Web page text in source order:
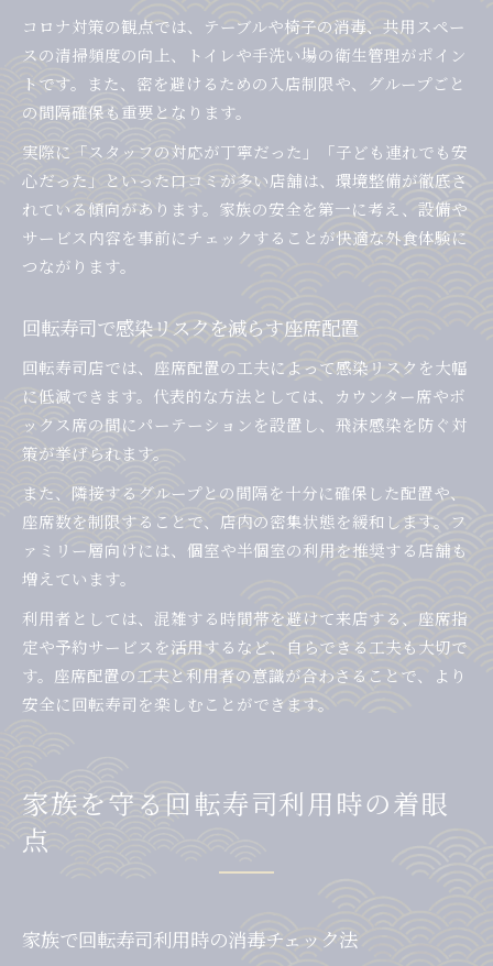
コロナ対策の観点では、テーブルや椅子の消毒、共用スペー
スの清掃頻度の向上、トイレや手洗い場の衛生管理がポイン
トです。また、密を避けるための入店制限や、グループごと
の間隔確保も重要となります。
実際に「スタッフの対応が丁寧だった」「子ども連れでも安
心だった」といった口コミが多い店舗は、環境整備が徹底さ
れている傾向があります。家族の安全を第一に考え、設備や
サービス内容を事前にチェックすることが快適な外食体験に
つながります。
回転寿司で感染リスクを減らす座席配置
回転寿司店では、座席配置の工夫によって感染リスクを大幅
に低減できます。代表的な方法としては、カウンター席やボ
ックス席の間にパーテーションを設置し、飛沫感染を防ぐ対
策が挙げられます。
また、隣接するグループとの間隔を十分に確保した配置や、
座席数を制限することで、店内の密集状態を緩和します。フ
ァミリー層向けには、個室や半個室の利用を推奨する店舗も
増えています。
利用者としては、混雑する時間帯を避けて来店する、座席指
定や予約サービスを活用するなど、自らできる工夫も大切で
す。座席配置の工夫と利用者の意識が合わさることで、より
安全に回転寿司を楽しむことができます。
家族を守る回転寿司利用時の着眼
点
家族で回転寿司利用時の消毒チェック法